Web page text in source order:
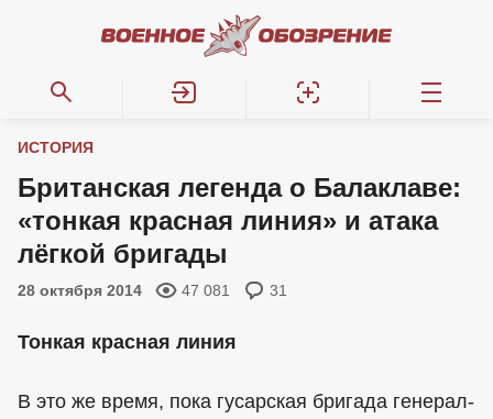
ИСТОРИЯ
Британская легенда о Балаклаве:
«тонкая красная линия» и атака
лёгкой бригады
28 октября 2014 47 081 31
Тонкая красная линия
В это же время, пока гусарская бригада генерал-